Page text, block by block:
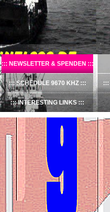
NEWSLETTER & SPENDEN
SCHEDULE 9670 KHZ
INTERESTING LINKS